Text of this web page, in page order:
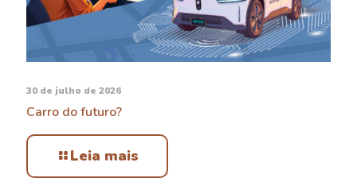
30 de julho de 2026
Carro do futuro?
Leia mais